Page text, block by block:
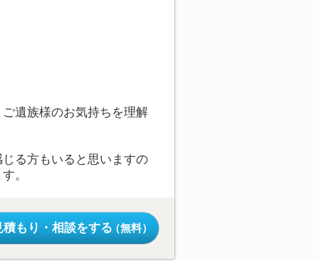
遺族様のお気持ちを理解
る方もいると思いますの
。
もり・相談をする（無料）